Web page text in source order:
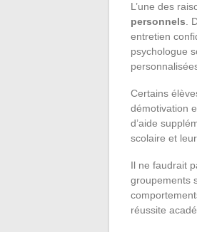
L’une des
personnels.
entretien
psychologue
Certains
démotivation
d’aide
scolaire et
Il ne faudrait
groupements
réussite